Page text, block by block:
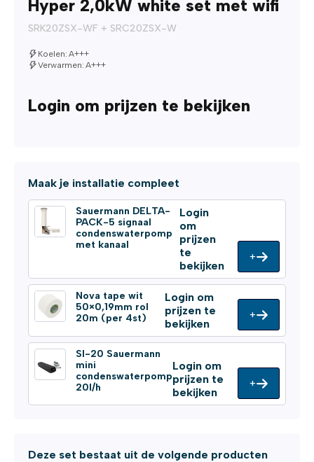
Hyper 2,0kW white set met wifi
SRK20ZSX-WF + SRC20ZSX-W
Koelen: A+++
Verwarmen: A+++
Login om prijzen te bekijken
Maak je installatie compleet
Sauermann DELTA-
PACK-5 signaal
condenswaterpomp
met kanaal
Login
om
prijzen
te
bekijken
+
Nova tape wit
50×0,19mm rol
20m (per 4st)
Login om
prijzen te
bekijken
+
SI-20 Sauermann
mini
condenswaterpomp
20l/h
Login om
prijzen te
bekijken
+
Deze set bestaat uit de volgende producten